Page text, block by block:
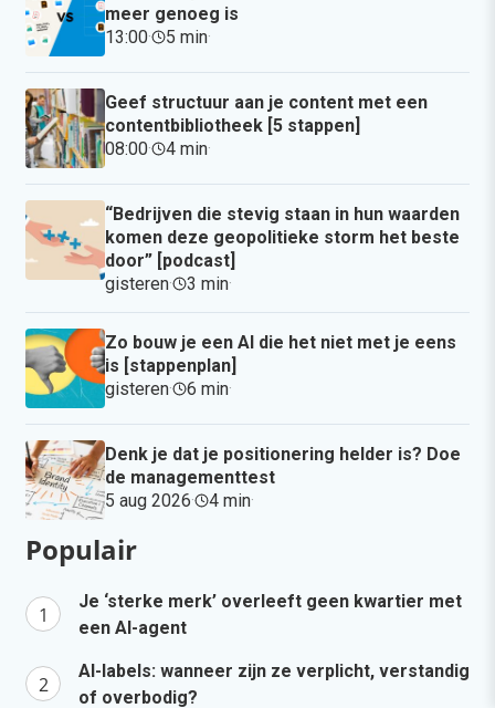
meer genoeg is
13:00· 5 min·
Geef structuur aan je content met een
contentbibliotheek [5 stappen]
08:00· 4 min·
“Bedrijven die stevig staan in hun waarden
komen deze geopolitieke storm het beste
door” [podcast]
gisteren· 3 min·
Zo bouw je een AI die het niet met je eens
is [stappenplan]
gisteren· 6 min·
Denk je dat je positionering helder is? Doe
de managementtest
5 aug 2026· 4 min·
Populair
Je ‘sterke merk’ overleeft geen kwartier met
een AI-agent
AI-labels: wanneer zijn ze verplicht, verstandig
of overbodig?